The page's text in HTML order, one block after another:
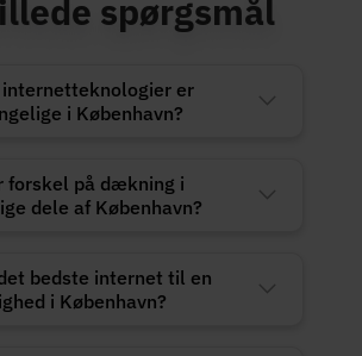
spørgsmål
er
i København?
forskel på dækning i
dele af København?
bedste internet til en
i København?